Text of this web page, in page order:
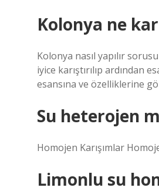
Kolonya ne
Kolonya nasıl yapılır
iyice karıştırılıp ardından
esansına ve özelliklerine
Su heterojen
Homojen Karışımlar
Limonlu su